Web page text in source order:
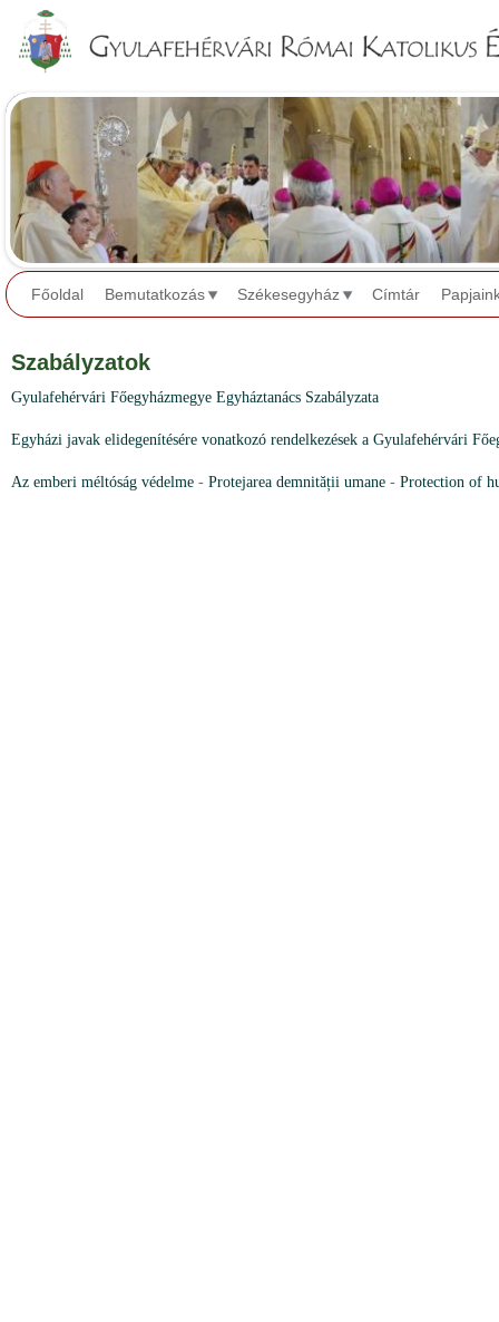
Főoldal Bemutatkozás Székesegyház Címtár
Szabályzatok
Gyulafehérvári Főegyházmegye Egyháztanács Szabályzata
Egyházi javak elidegenítésére vonatkozó rendelkezések a Gyulafehérvári
Az emberi méltóság védelme - Protejarea demnității umane - Protection of